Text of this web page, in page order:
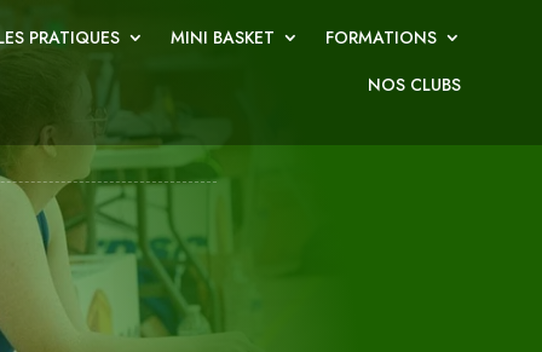
PRATIQUES MINI BASKET
FORMATIONS
NOS CLUBS